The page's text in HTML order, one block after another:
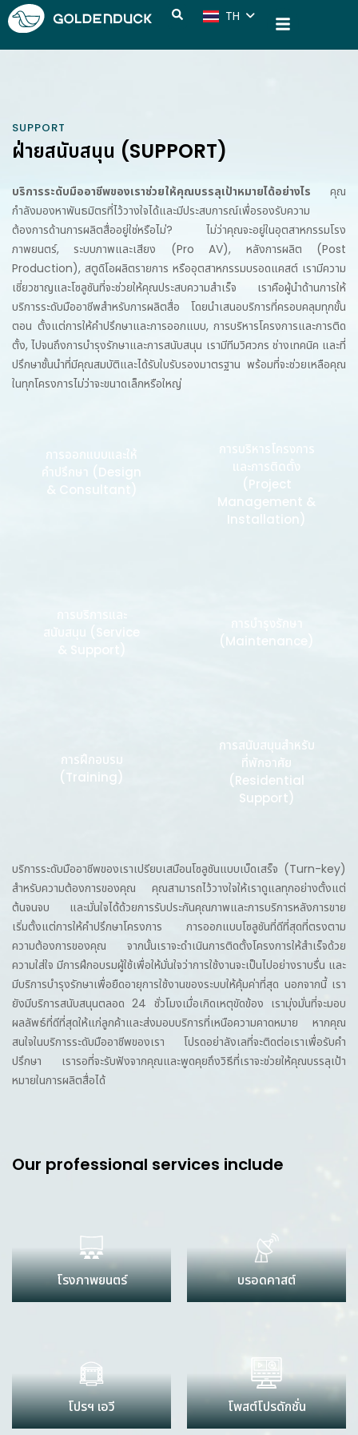
TH
CN
SUPPORT
ฝ่ายสนับสนุน (SUPPORT)
บริการระดับมืออาชีพของเราช่วยให้คุณบรรลุเป้าหมายได้อย่างไร คุณ
กำลังมองหาพันธมิตรที่ไว้วางใจได้และมีประสบการณ์เพื่อรองรับความ
ต้องการด้านการผลิตสื่ออยู่ใช่หรือไม่? ไม่ว่าคุณจะอยู่ในอุตสาหกรรมโรง
ภาพยนตร์, ระบบภาพและเสียง (Pro AV), หลังการผลิต (Post
Production), สตูดิโอผลิตรายการ หรืออุตสาหกรรมบรอดแคสต์ เรามีความ
เชี่ยวชาญและโซลูชันที่จะช่วยให้คุณประสบความสำเร็จ เราคือผู้นำด้านการให้
บริการระดับมืออาชีพสำหรับการผลิตสื่อ โดยนำเสนอบริการที่ครอบคลุมทุกขั้น
ตอน ตั้งแต่การให้คำปรึกษาและการออกแบบ, การบริหารโครงการและการติด
ตั้ง, ไปจนถึงการบำรุงรักษาและการสนับสนุน เรามีทีมวิศวกร ช่างเทคนิค และที่
ปรึกษาชั้นนำที่มีคุณสมบัติและได้รับใบรับรองมาตรฐาน พร้อมที่จะช่วยเหลือคุณ
ในทุกโครงการไม่ว่าจะขนาดเล็กหรือใหญ่
การออกแบบและให้
คำปรึกษา (Design
& Consultant)
การบริหารโครงการ
และการติดตั้ง
(Project
Management &
Installation)
สนับสนุน (Service
การบำรุงรักษา
(Maintenance)
การฝึกอบรม
(Training)
การสนับสนุนสำหรับ
ที่พักอาศัย
(Residential
Support)
บริการระดับมืออาชีพของเราเปรียบเสมือนโซลูชันแบบเบ็ดเสร็จ (Turn-key)
สำหรับความต้องการของคุณ คุณสามารถไว้วางใจให้เราดูแลทุกอย่างตั้งแต่
ต้นจนจบ และมั่นใจได้ด้วยการรับประกันคุณภาพและการบริการหลังการขาย
เริ่มตั้งแต่การให้คำปรึกษาโครงการ การออกแบบโซลูชันที่ดีที่สุดที่ตรงตาม
ความต้องการของคุณ จากนั้นเราจะดำเนินการติดตั้งโครงการให้สำเร็จด้วย
ความใส่ใจ มีการฝึกอบรมผู้ใช้เพื่อให้มั่นใจว่าการใช้งานจะเป็นไปอย่างราบรื่น และ
มีบริการบำรุงรักษาเพื่อยืดอายุการใช้งานของระบบให้คุ้มค่าที่สุด นอกจากนี้ เรา
ยังมีบริการสนับสนุนตลอด 24 ชั่วโมงเมื่อเกิดเหตุขัดข้อง เรามุ่งมั่นที่จะมอบ
ผลลัพธ์ที่ดีที่สุดให้แก่ลูกค้าและส่งมอบบริการที่เหนือความคาดหมาย หากคุณ
สนใจในบริการระดับมืออาชีพของเรา โปรดอย่าลังเลที่จะติดต่อเราเพื่อรับคำ
ปรึกษา เรารอที่จะรับฟังจากคุณและพูดคุยถึงวิธีที่เราจะช่วยให้คุณบรรลุเป้า
หมายในการผลิตสื่อได้
Our professional services include
โรงภาพยนตร์ บรอดคาสต์
โปรฯ เอวี โพสต์โปรดักชั่น